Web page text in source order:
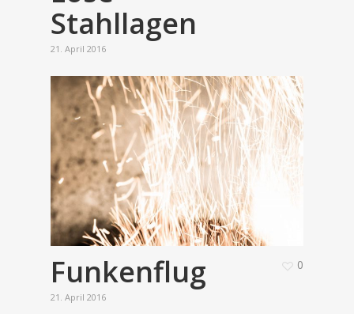
Stahllagen
21. April 2016
Funkenflug
21. April 2016
0